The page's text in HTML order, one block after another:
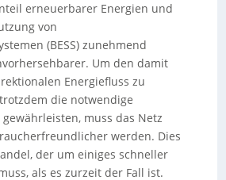
erneuerbarer Energien und
von
(BESS) zunehmend
Um den damit
Energiefluss zu
die notwendige
muss das Netz
werden. Dies
der um einiges schneller
als es zurzeit der Fall ist.